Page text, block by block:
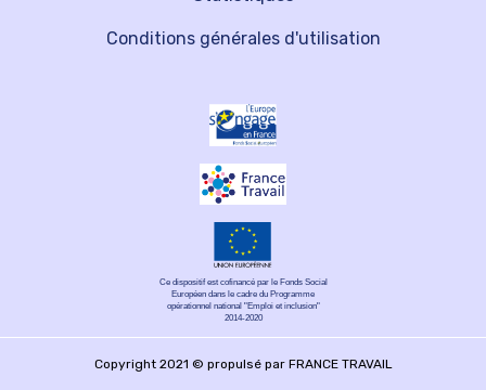
Conditions générales d'utilisation
Ce dispositif est cofinancé par le Fonds Social
Européen dans le cadre du Programme
opérationnel national "Emploi et inclusion"
2014-2020
Copyright 2021 © propulsé par FRANCE TRAVAIL